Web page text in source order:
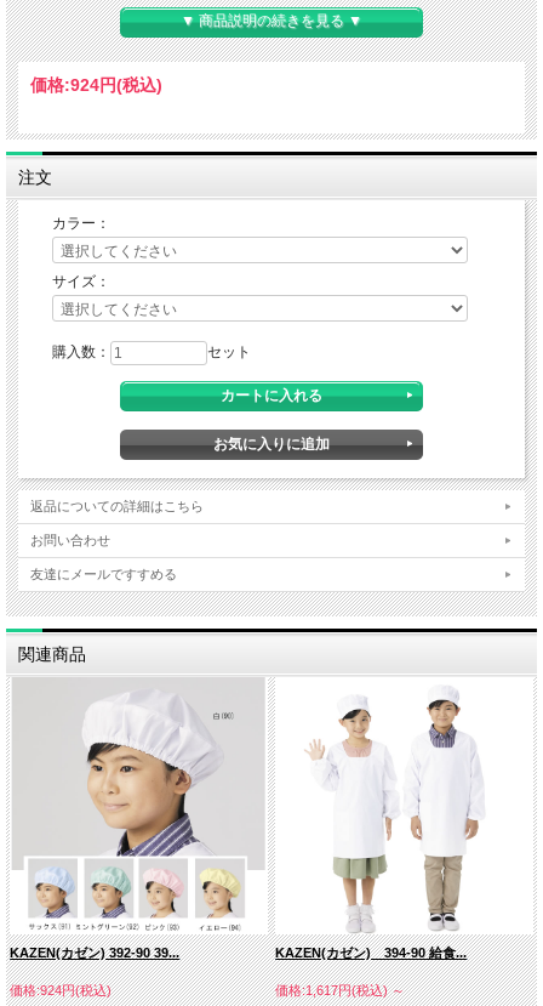
▼ 商品説明の続きを見る ▼
価格:924円(税込)
注文
カラー：
サイズ：
購入数： セット
返品についての詳細はこちら
お問い合わせ
友達にメールですすめる
関連商品
KAZEN(カゼン) 392-90 39...
価格:924円(税込)
KAZEN(カゼン) 394-90 給食...
価格:1,617円(税込)～